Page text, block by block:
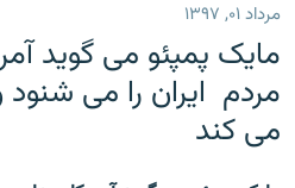
مرداد ۰۱, ۱۳۹۷
مایک پمپئو می گوید
مردم ایران را می شنود
می کند